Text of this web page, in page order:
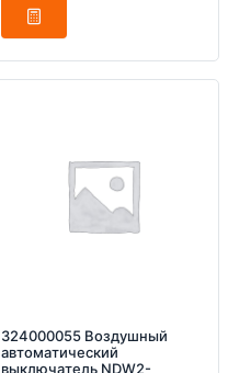
324000055 Воздушный
автоматический
выключатель NDW2-